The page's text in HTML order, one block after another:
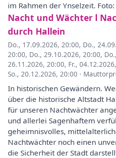
im Rahmen der Ynselzeit.
Nacht und Wächter l
durch Hallein
Do., 17.09.2026, 20:00, Do.,
20:00, Do., 29.10.2026, 20:00,
26.11.2026, 20:00, Fr.,
So., 20.12.2026, 20:00 ·
In historischen Gewändern.
über die historische Altstadt
für unseren Nachtwächter
und allerlei Sagenhaftem
geheimnisvolles,
Nachtwächter noch einen
die Sicherheit der Stadt